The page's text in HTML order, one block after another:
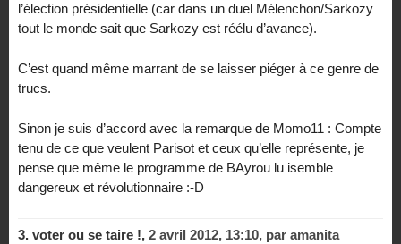
l’élection présidentielle (car dans un duel Mélenchon/Sarkozy
tout le monde sait que Sarkozy est réélu d’avance).
C’est quand même marrant de se laisser piéger à ce genre de
trucs.
Sinon je suis d’accord avec la remarque de Momo11 : Compte
tenu de ce que veulent Parisot et ceux qu’elle représente, je
pense que même le programme de BAyrou lu isemble
dangereux et révolutionnaire :-D
3. voter ou se taire !, 2 avril 2012, 13:10, par amanita